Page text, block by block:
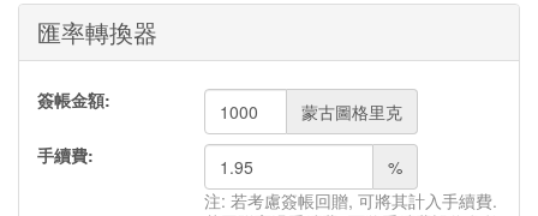
匯率轉換器
簽帳金額:
蒙古圖格里克
手續費:
%
注: 若考慮簽帳回贈, 可將其計入手續費.